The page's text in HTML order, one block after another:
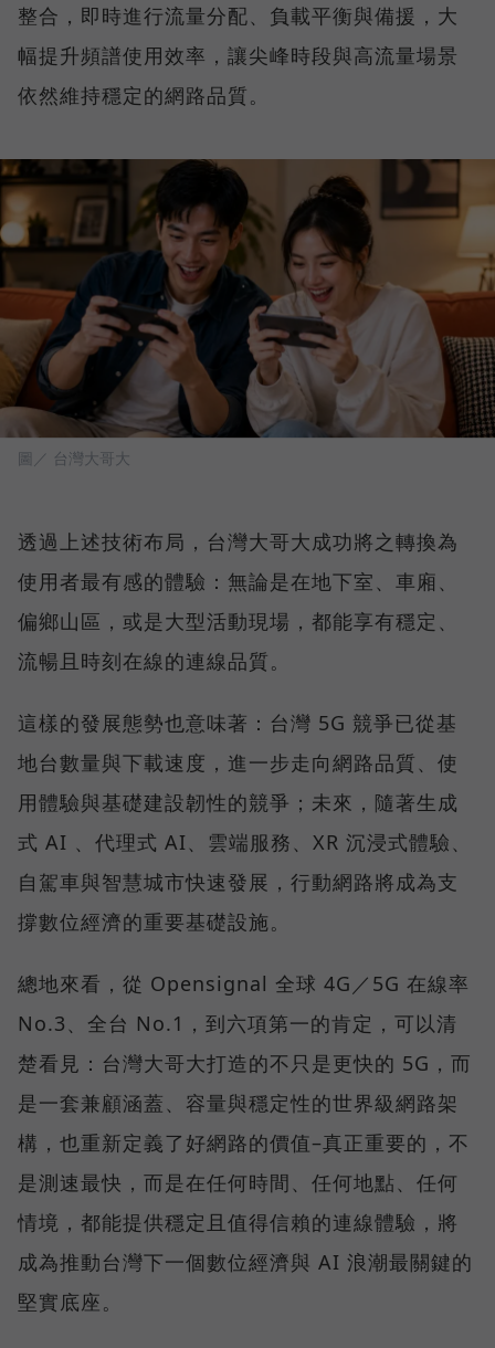
整合，即時進行流量分配、負載平衡與備援，大
幅提升頻譜使用效率，讓尖峰時段與高流量場景
依然維持穩定的網路品質。
圖／ 台灣大哥大
透過上述技術布局，台灣大哥大成功將之轉換為
使用者最有感的體驗：無論是在地下室、車廂、
偏鄉山區，或是大型活動現場，都能享有穩定、
流暢且時刻在線的連線品質。
這樣的發展態勢也意味著：台灣 5G 競爭已從基
地台數量與下載速度，進一步走向網路品質、使
用體驗與基礎建設韌性的競爭；未來，隨著生成
式 AI 、代理式 AI、雲端服務、XR 沉浸式體驗、
自駕車與智慧城市快速發展，行動網路將成為支
撐數位經濟的重要基礎設施。
總地來看，從 Opensignal 全球 4G／5G 在線率
No.3、全台 No.1，到六項第一的肯定，可以清
楚看見：台灣大哥大打造的不只是更快的 5G，而
是一套兼顧涵蓋、容量與穩定性的世界級網路架
構，也重新定義了好網路的價值–真正重要的，不
是測速最快，而是在任何時間、任何地點、任何
情境，都能提供穩定且值得信賴的連線體驗，將
成為推動台灣下一個數位經濟與 AI 浪潮最關鍵的
堅實底座。